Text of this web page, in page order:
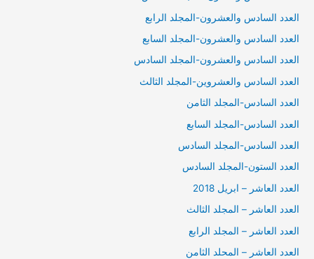
العدد السادس والعشرون-المجلد الرابع
العدد السادس والعشرون-المجلد السابع
العدد السادس والعشرون-المجلد السادس
العدد السادس والعشروين-المجلد الثالث
العدد السادس-المجلد الثامن
العدد السادس-المجلد السابع
العدد السادس-المجلد السادس
العدد الستون-المجلد السادس
العدد العاشر – ابريل 2018
العدد العاشر – المجلد الثالث
العدد العاشر – المجلد الرابع
العدد العاشر – المحلد الثامن